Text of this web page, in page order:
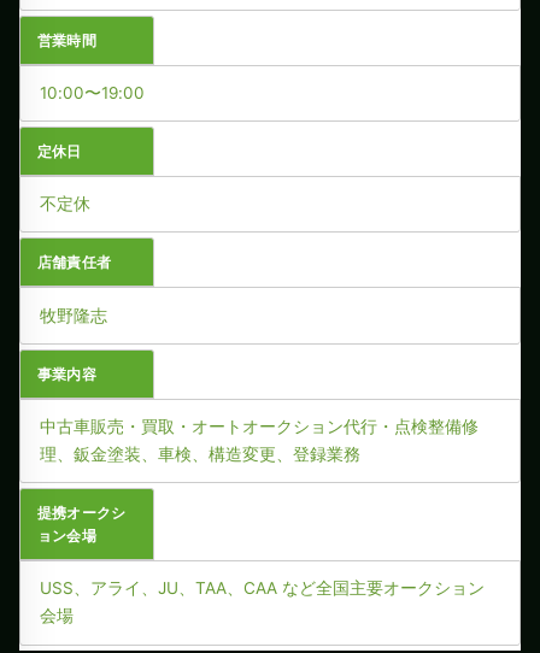
営業時間
10:00〜19:00
定休日
不定休
店舗責任者
牧野隆志
事業内容
中古車販売・買取・オートオークション代行・点検整備修
理、鈑金塗装、車検、構造変更、登録業務
提携オークシ
ョン会場
USS、アライ、JU、TAA、CAA など全国主要オークション
会場